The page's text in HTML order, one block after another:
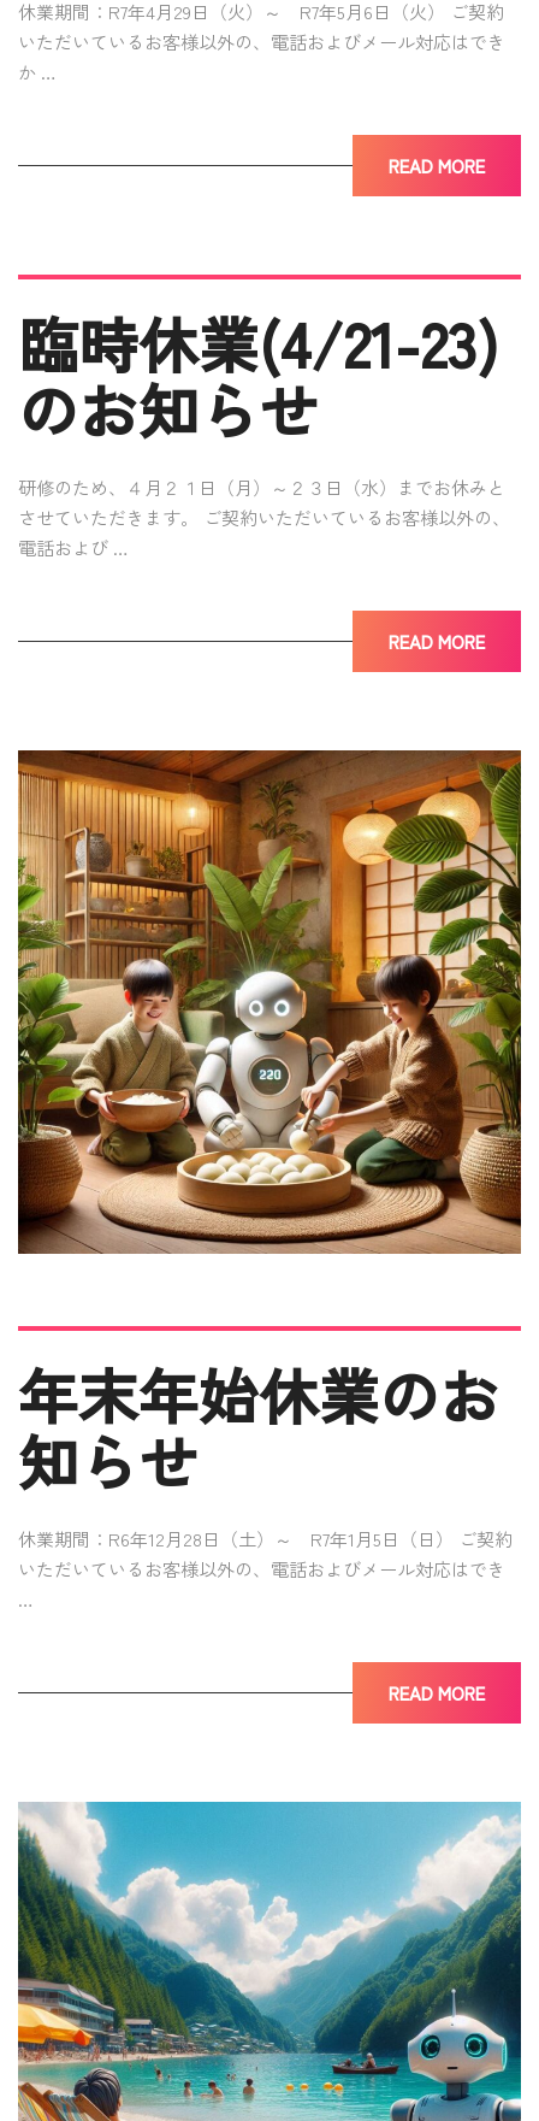
休業期間：R7年4月29日（火）～ R7年5月6日（火） ご契約
いただいているお客様以外の、電話およびメール対応はでき
か …
READ MORE
臨時休業(4/21-23)
のお知らせ
研修のため、４月２１日（月）～２３日（水）までお休みと
させていただきます。 ご契約いただいているお客様以外の、
電話および …
READ MORE
年末年始休業のお
知らせ
休業期間：R6年12月28日（土）～ R7年1月5日（日） ご契約
いただいているお客様以外の、電話およびメール対応はでき
…
READ MORE